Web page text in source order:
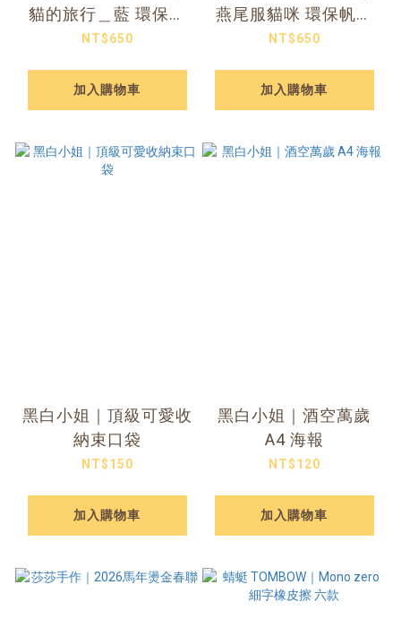
貓的旅行＿藍 環保帆
布袋 托特包
NT$650
加入購物車
燕尾服貓咪 環保帆布
袋 托特包
NT$650
加入購物車
黑白小姐｜頂級可愛收
納束口袋
NT$150
加入購物車
黑白小姐｜酒空萬歲
A4 海報
NT$120
加入購物車